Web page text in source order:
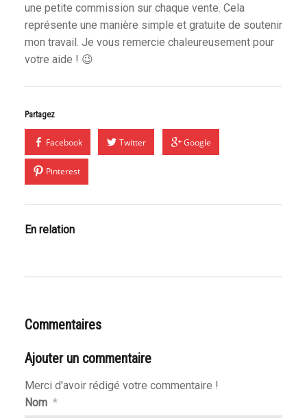
& Heroes
Pantheon
une petite commission sur chaque vente. Cela
représente une manière simple et gratuite de soutenir
mon travail. Je vous remercie chaleureusement pour
votre aide ! 😉
Partagez
Facebook Twitter Google
Pinterest
En relation
Commentaires
Ajouter un commentaire
Merci d'avoir rédigé votre commentaire !
Nom *